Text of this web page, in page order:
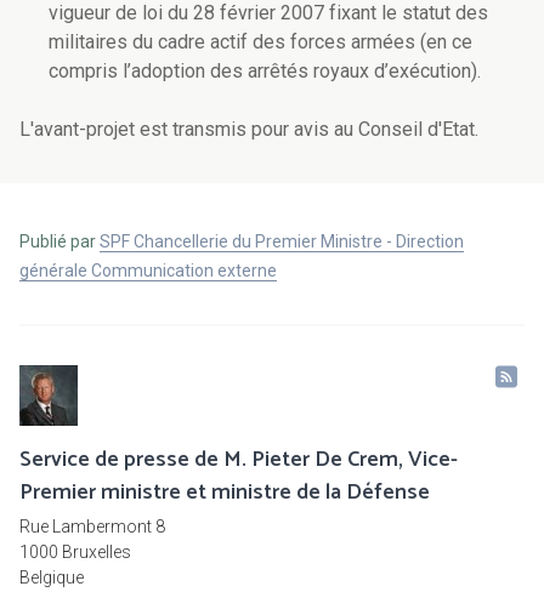
vigueur de loi du 28 février 2007 fixant le statut des
militaires du cadre actif des forces armées (en ce
compris l’adoption des arrêtés royaux d’exécution).
L'avant-projet est transmis pour avis au Conseil d'Etat.
Publié parSPF Chancellerie du Premier Ministre - Direction
générale Communication externe
Service de presse de M. Pieter De Crem, Vice-
Premier ministre et ministre de la Défense
Rue Lambermont 8
1000 Bruxelles
Belgique